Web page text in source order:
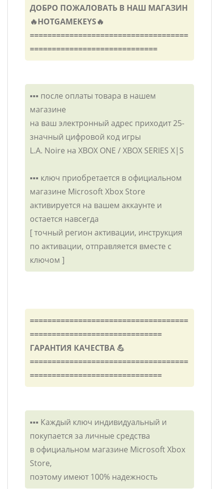
ДОБРО ПОЖАЛОВАТЬ В НАШ МАГАЗИН
🔥HOTGAMEKEYS🔥
====================================
=============================
▪️▪️▪️ после оплаты товара в нашем
магазине
на ваш электронный адрес приходит 25-
значный цифровой код игры
L.A. Noire на XBOX ONE / XBOX SERIES X|S
▪️▪️▪️ ключ приобретается в официальном
магазине Microsoft Xbox Store
активируется на вашем аккаунте и
остается навсегда
[ точный регион активации, инструкция
по активации, отправляется вместе с
ключом ]
====================================
==============================
ГАРАНТИЯ КАЧЕСТВА 💪
====================================
==============================
▪️▪️▪️ Каждый ключ индивидуальный и
покупается за личные средства
в официальном магазине Microsoft Xbox
Store,
поэтому имеют 100% надежность